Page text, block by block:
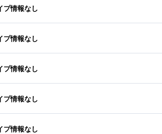
プ情報なし
プ情報なし
プ情報なし
プ情報なし
プ情報なし